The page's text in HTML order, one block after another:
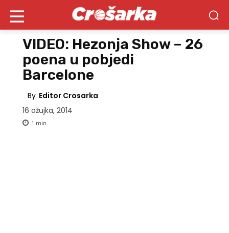
VIDEO: Hezonja Show – 26
poena u pobjedi
Barcelone
By Editor Crosarka
16 ožujka, 2014
1 min.